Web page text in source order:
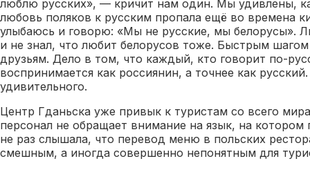
люблю русских», — кричит нам один. Мы удивлены,
любовь поляков к русским пропала ещё во времена
улыбаюсь и говорю: «Мы не русские, мы белорусы».
и не знал, что любит белорусов тоже. Быстрым
друзьям. Дело в том, что каждый, кто говорит по-
воспринимается как россиянин, а точнее как
удивительного.
Центр Гданьска уже привык к туристам со всего
персонал не обращает внимание на язык, на котором
не раз слышала, что перевод меню в польских
смешным, а иногда совершенно непонятным для